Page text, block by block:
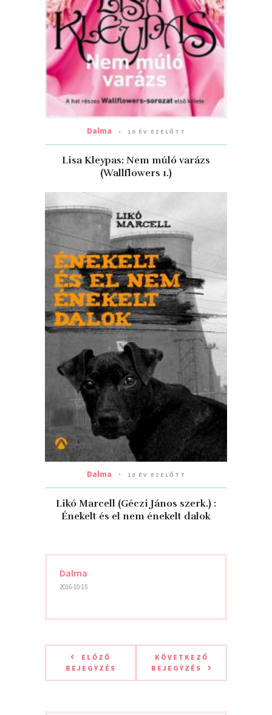
Dalma 10 ÉV EZELŐTT
Lisa Kleypas: Nem ​múló varázs
(Wallflowers 1.)
Dalma 10 ÉV EZELŐTT
Likó Marcell (Géczi János szerk.) :
Énekelt és el nem énekelt dalok
Dalma
2016-10-15
ELŐZŐ
BEJEGYZÉS
KÖVETKEZŐ
BEJEGYZÉS